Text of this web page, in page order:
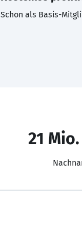
Schon als Basis-
21